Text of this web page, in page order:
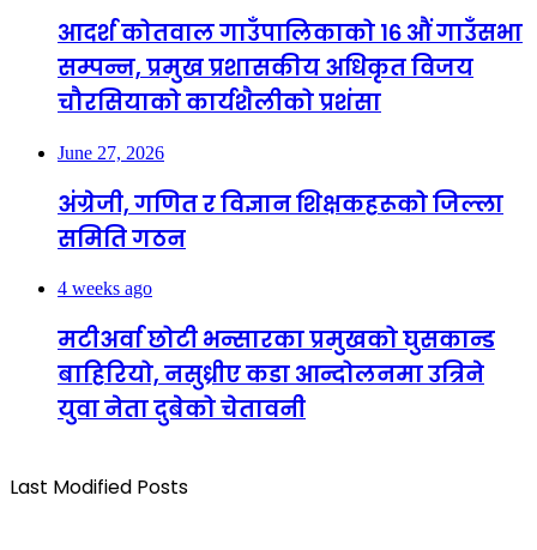
आदर्श कोतवाल गाउँपालिकाको १६ औं गाउँसभा
सम्पन्न, प्रमुख प्रशासकीय अधिकृत विजय
चौरसियाको कार्यशैलीको प्रशंसा
June 27, 2026
अंग्रेजी, गणित र विज्ञान शिक्षकहरूको जिल्ला
समिति गठन
4 weeks ago
मटीअर्वा छोटी भन्सारका प्रमुखको घुसकान्ड
बाहिरियो, नसुध्रीए कडा आन्दोलनमा उत्रिने
युवा नेता दुबेको चेतावनी
Last Modified Posts